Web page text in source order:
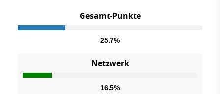
Gesamt-Punkte
25.7%
Netzwerk
16.5%